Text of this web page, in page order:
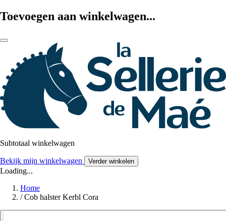
Toevoegen aan winkelwagen...
Subtotaal winkelwagen
Bekijk mijn winkelwagen Verder winkelen
Loading...
Home
/ Cob halster Kerbl Cora